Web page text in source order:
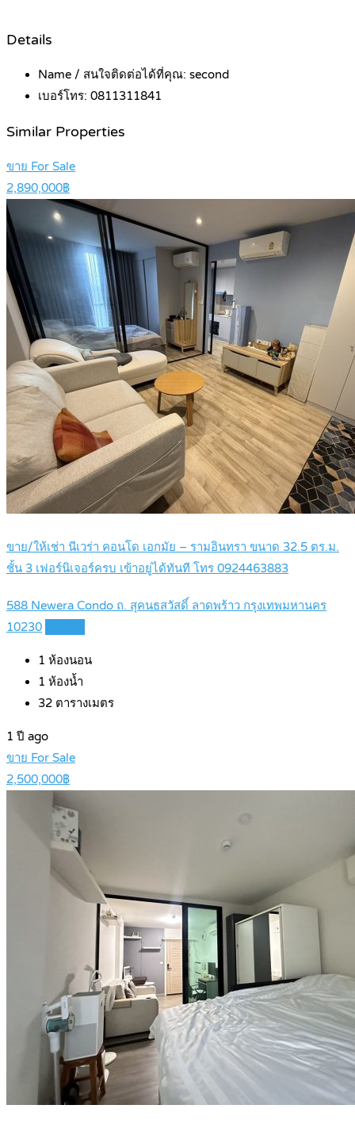
Details
Name / สนใจติดต่อได้ที่คุณ: second
เบอร์โทร: 0811311841
Similar Properties
ขาย For Sale
2,890,000฿
ขาย/ให้เช่า นีเวร่า คอนโด เอกมัย – รามอินทรา ขนาด 32.5 ตร.ม.
ชั้น 3 เฟอร์นิเจอร์ครบ เข้าอยู่ได้ทันที โทร 0924463883
588 Newera Condo ถ. สุคนธสวัสดิ์ ลาดพร้าว กรุงเทพมหานคร
10230
1 ห้องนอน
1 ห้องน้ำ
32 ตารางเมตร
1 ปี ago
ขาย For Sale
2,500,000฿